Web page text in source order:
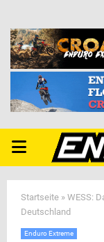
PRIMARY
MENU
Startseite » WESS:
Deutschland
Enduro Extreme